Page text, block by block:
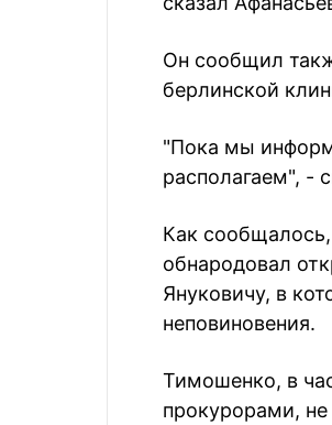
Он сообщил
берлинской
"Пока мы
располагаем", -
Как
обнародовал
Януковичу, в
неповиновения.
Тимошенко, в
прокурорами, не